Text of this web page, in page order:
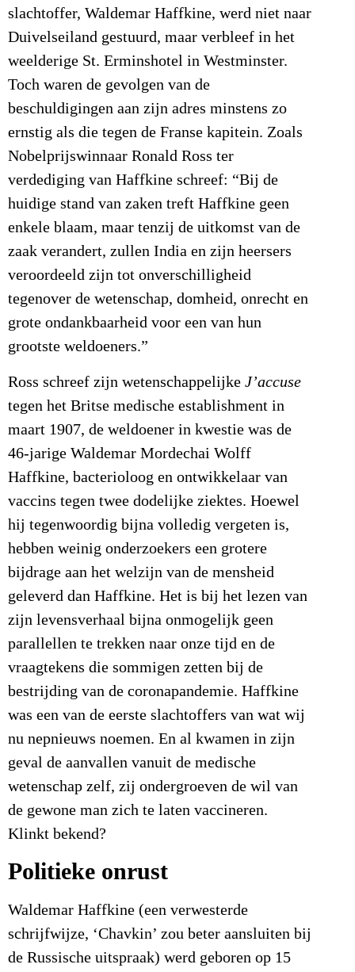
slachtoffer, Waldemar Haffkine, werd niet naar
Duivelseiland gestuurd, maar verbleef in het
weelderige St. Erminshotel in Westminster.
Toch waren de gevolgen van de
beschuldigingen aan zijn adres minstens zo
ernstig als die tegen de Franse kapitein. Zoals
Nobelprijswinnaar Ronald Ross ter
verdediging van Haffkine schreef: “Bij de
huidige stand van zaken treft Haffkine geen
enkele blaam, maar tenzij de uitkomst van de
zaak verandert, zullen India en zijn heersers
veroordeeld zijn tot onverschilligheid
tegenover de wetenschap, domheid, onrecht en
grote ondankbaarheid voor een van hun
grootste weldoeners.”
Ross schreef zijn wetenschappelijke J’accuse
tegen het Britse medische establishment in
maart 1907, de weldoener in kwestie was de
46-jarige Waldemar Mordechai Wolff
Haffkine, bacterioloog en ontwikkelaar van
vaccins tegen twee dodelijke ziektes. Hoewel
hij tegenwoordig bijna volledig vergeten is,
hebben weinig onderzoekers een grotere
bijdrage aan het welzijn van de mensheid
geleverd dan Haffkine. Het is bij het lezen van
zijn levensverhaal bijna onmogelijk geen
parallellen te trekken naar onze tijd en de
vraagtekens die sommigen zetten bij de
bestrijding van de coronapandemie. Haffkine
was een van de eerste slachtoffers van wat wij
nu nepnieuws noemen. En al kwamen in zijn
geval de aanvallen vanuit de medische
wetenschap zelf, zij ondergroeven de wil van
de gewone man zich te laten vaccineren.
Klinkt bekend?
Politieke onrust
Waldemar Haffkine (een verwesterde
schrijfwijze, ‘Chavkin’ zou beter aansluiten bij
de Russische uitspraak) werd geboren op 15